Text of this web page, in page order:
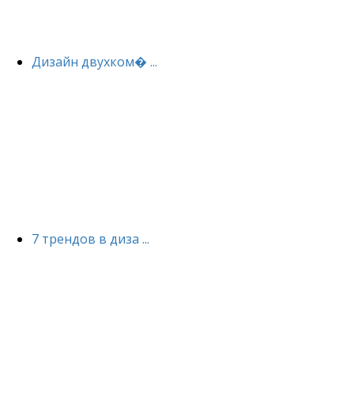
Дизайн двухком� ...
7 трендов в диза ...